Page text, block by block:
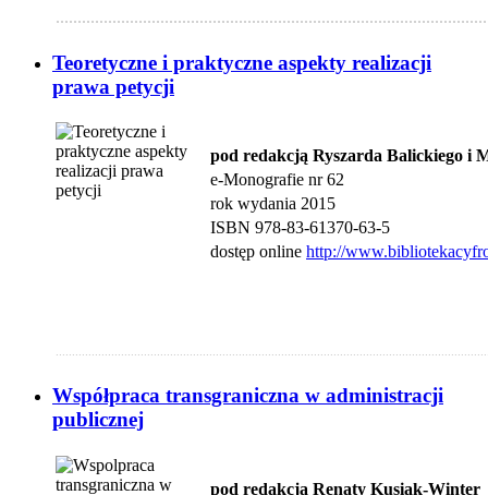
Teoretyczne i praktyczne aspekty realizacji
prawa petycji
pod redakcją Ryszarda Balickiego i
e-Monografie nr 62
rok wydania 2015
ISBN 978-83-61370-63-5
dostęp online http://
Współpraca transgraniczna w administracji
publicznej
pod redakcją Renaty Kusiak-Winter